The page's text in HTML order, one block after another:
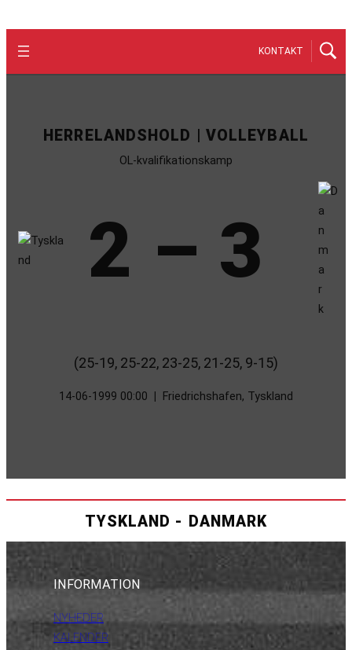
KONTAKT
HERRELANDSHOLD | VOLLEYBALL
OL-kvalifikationskamp
2 – 3
(25-19, 25-22, 23-25, 21-25, 9-15)
14-06-1999 00:00 Friedrichshafen, Tyskland
TYSKLAND - DANMARK
INFORMATION
NYHEDER
KALENDER